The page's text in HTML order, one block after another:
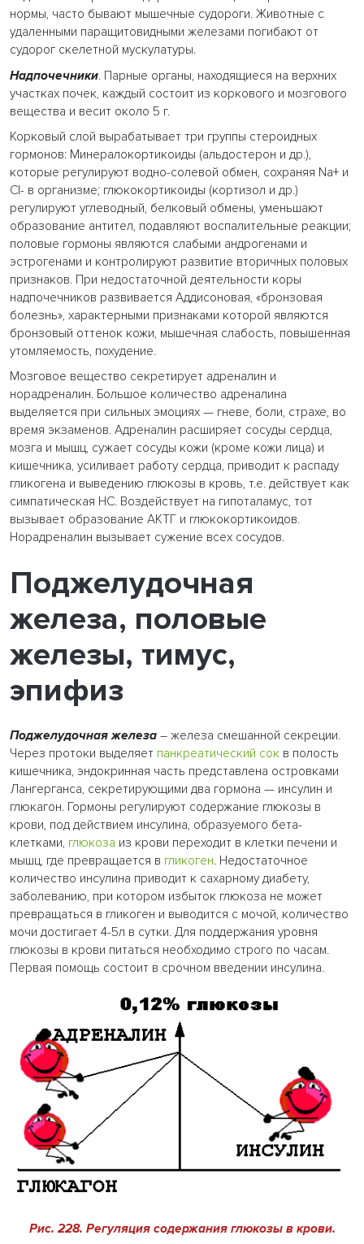
нормы, часто бывают мышечные судороги. Животные с
удаленными паращитовидными железами погибают от
судорог скелетной мускулатуры.
Надпочечники. Парные органы, находящиеся на верхних
участках почек, каждый состоит из коркового и мозгового
вещества и весит около 5 г.
Корковый слой вырабатывает три группы стероидных
гормонов: Минералокортикоиды (альдостерон и др.),
которые регулируют водно-солевой обмен, сохраняя Na+ и
Cl- в организме; глюкокортикоиды (кортизол и др.)
регулируют углеводный, белковый обмены, уменьшают
образование антител, подавляют воспалительные реакции;
половые гормоны являются слабыми андрогенами и
эстрогенами и контролируют развитие вторичных половых
признаков. При недостаточной деятельности коры
надпочечников развивается Аддисоновая, «бронзовая
болезнь», характерными признаками которой являются
бронзовый оттенок кожи, мышечная слабость, повышенная
утомляемость, похудение.
Мозговое вещество секретирует адреналин и
норадреналин. Большое количество адреналина
выделяется при сильных эмоциях — гневе, боли, страхе, во
время экзаменов. Адреналин расширяет сосуды сердца,
мозга и мышц, сужает сосуды кожи (кроме кожи лица) и
кишечника, усиливает работу сердца, приводит к распаду
гликогена и выведению глюкозы в кровь, т.е. действует как
симпатическая НС. Воздействует на гипоталамус, тот
вызывает образование АКТГ и глюкокортикоидов.
Норадреналин вызывает сужение всех сосудов.
Поджелудочная
железа, половые
железы, тимус,
эпифиз
Поджелудочная железа – железа смешанной секреции.
Через протоки выделяет панкреатический сок в полость
кишечника, эндокринная часть представлена островками
Лангерганса, секретирующими два гормона — инсулин и
глюкагон. Гормоны регулируют содержание глюкозы в
крови, под действием инсулина, образуемого бета-
клетками, глюкоза из крови переходит в клетки печени и
мышц, где превращается в гликоген. Недостаточное
количество инсулина приводит к сахарному диабету,
заболеванию, при котором избыток глюкоза не может
превращаться в гликоген и выводится с мочой, количество
мочи достигает 4-5л в сутки. Для поддержания уровня
глюкозы в крови питаться необходимо строго по часам.
Первая помощь состоит в срочном введении инсулина.
Рис. 228. Регуляция содержания глюкозы в крови.